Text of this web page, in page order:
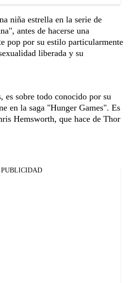
niña estrella en la serie de
antes de hacerse una
pop por su estilo particularmente
liberada y su
es sobre todo conocido por su
en la saga "Hunger Games". Es
Hemsworth, que hace de Thor
PUBLICIDAD